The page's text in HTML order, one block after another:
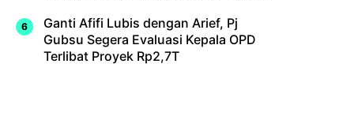
Ganti Afifi Lubis dengan Arief, Pj
Gubsu Segera Evaluasi Kepala OPD
Terlibat Proyek Rp2,7T